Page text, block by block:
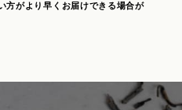
方がより早くお届けできる場合が